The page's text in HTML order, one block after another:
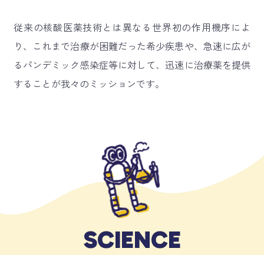
従来の核酸医薬技術とは異なる世界初の作用機序によ
り、これまで治療が困難だった希少疾患や、急速に広が
るパンデミック感染症等に対して、迅速に治療薬を提供
することが我々のミッションです。
SCIENCE